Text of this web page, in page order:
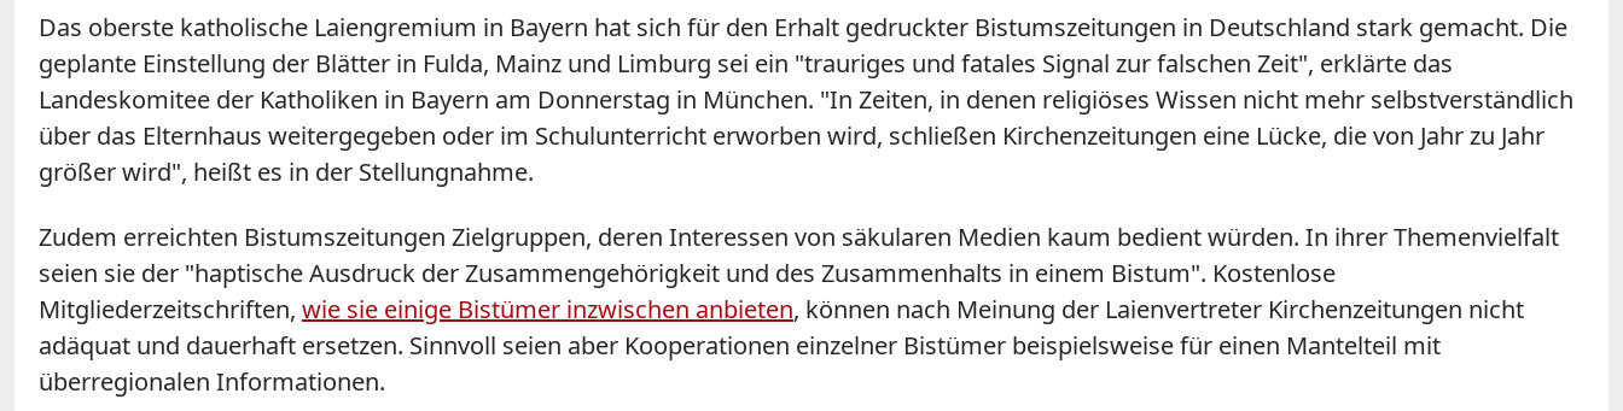
Das oberste katholische Laiengremium in Bayern hat sich für den Erhalt gedruckter Bistumszeitungen in Deutschland stark gemacht. Die
geplante Einstellung der Blätter in Fulda, Mainz und Limburg sei ein "trauriges und fatales Signal zur falschen Zeit", erklärte das
Landeskomitee der Katholiken in Bayern am Donnerstag in München. "In Zeiten, in denen religiöses Wissen nicht mehr selbstverständlich
über das Elternhaus weitergegeben oder im Schulunterricht erworben wird, schließen Kirchenzeitungen eine Lücke, die von Jahr zu Jahr
größer wird", heißt es in der Stellungnahme.
Zudem erreichten Bistumszeitungen Zielgruppen, deren Interessen von säkularen Medien kaum bedient würden. In ihrer Themenvielfalt
seien sie der "haptische Ausdruck der Zusammengehörigkeit und des Zusammenhalts in einem Bistum". Kostenlose
Mitgliederzeitschriften, wie sie einige Bistümer inzwischen anbieten, können nach Meinung der Laienvertreter Kirchenzeitungen nicht
adäquat und dauerhaft ersetzen. Sinnvoll seien aber Kooperationen einzelner Bistümer beispielsweise für einen Mantelteil mit
überregionalen Informationen.